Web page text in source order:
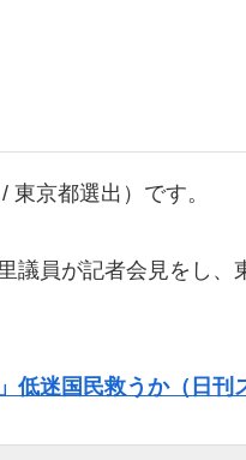
京都選出）です。
議員が記者会見をし、
低迷国民救うか（日刊